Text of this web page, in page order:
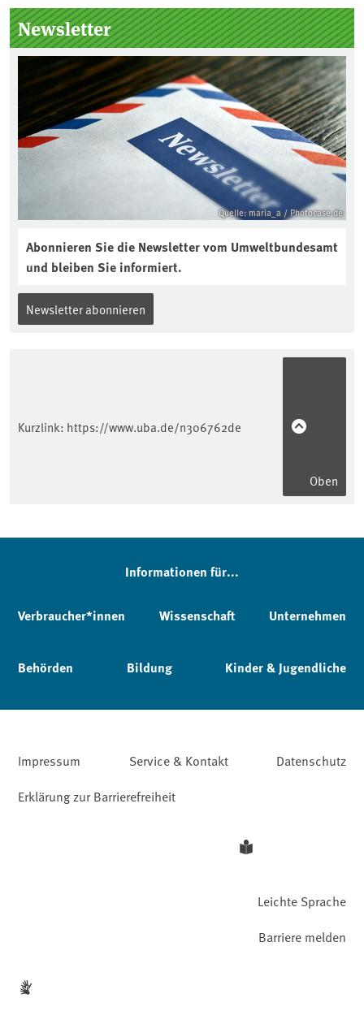
Kuratorium, wie wird der Boden des
Jahres ausgewählt und was passiert
eigentlich während eines solchen
Bodenjahres? Infos dazu gibt es im
aktuellen Podcast „Soilcast“. Jetzt
reinhören:
https://soilcast.de/interview/sc202-
interview-die-kuer-der-krume/
Newsletter
Quelle: maria_a / Photocase.de
Abonnieren Sie die Newsletter vom Umweltbundesamt
und bleiben Sie informiert.
Newsletter abonnieren
Kurzlink: https://www.uba.de/n306762de
Oben
Informationen für...
Verbraucher*innen Wissenschaft Unternehmen
Behörden Bildung Kinder & Jugendliche
Impressum Service & Kontakt
Datenschutz
Erklärung zur Barrierefreiheit
Leichte Sprache
Barriere melden